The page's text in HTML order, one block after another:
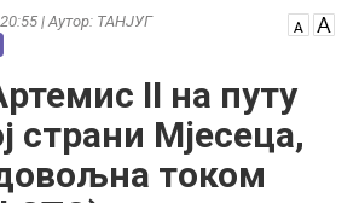
| Аутор: ТАНЈУГ
II на путу
страни Мjесеца,
током